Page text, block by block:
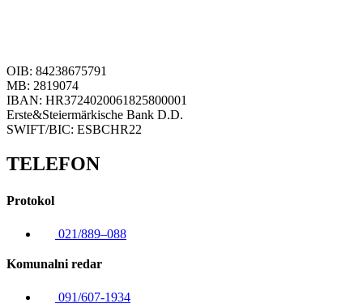
OIB: 84238675791
MB: 2819074
IBAN: HR3724020061825800001
Erste&Steiermärkische Bank D.D.
SWIFT/BIC: ESBCHR22
TELEFON
Protokol
021/889–088
Komunalni redar
091/607-1934